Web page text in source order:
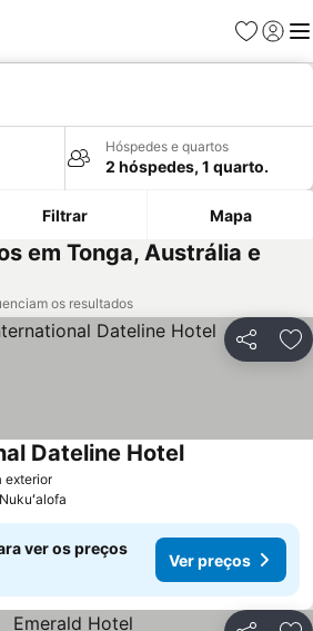
Favoritos
Iniciar
Hóspedes e quartos
2 hóspedes, 1 quarto.
Filtrar Mapa
em Tonga, Austrália e
os resultados
Partilhar
exteriorVer preços
Dateline HotelVer preços
Nukuʻalofa
ver os preços
Ver preços